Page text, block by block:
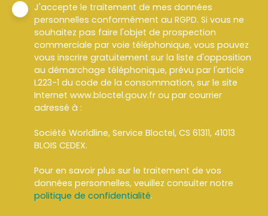
J'accepte le traitement de mes données
personnelles conformément au RGPD. Si vous ne
souhaitez pas faire l'objet de prospection
commerciale par voie téléphonique, vous pouvez
vous inscrire gratuitement sur la liste d'opposition
au démarchage téléphonique, prévu par l'article
L223-1 du code de la consommation, sur le site
Internet www.bloctel.gouv.fr ou par courrier
adressé à :
Société Worldline, Service Bloctel, CS 61311, 41013
BLOIS CEDEX.
Pour en savoir plus sur le traitement de vos
données personnelles, veuillez consulter notre
politique de confidentialité.